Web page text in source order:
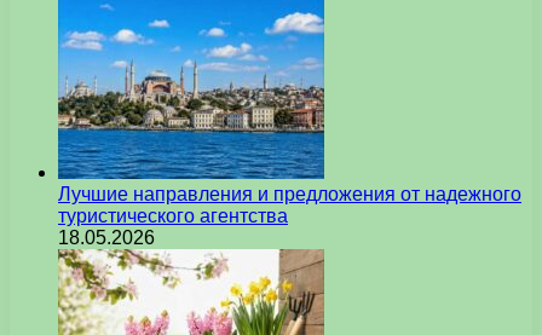
Лучшие направления и предложения от надежного
туристического агентства
18.05.2026